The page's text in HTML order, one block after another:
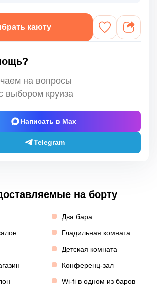
каюту
на вопросы
выбором круиза
Написать в Max
Telegram
на борту
Два бара
Гладильная комната
Детская комната
Конференц-зал
Wi-fi в одном из баров